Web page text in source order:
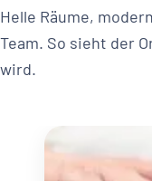
Helle Räume,
Team. So sieht der
wird.